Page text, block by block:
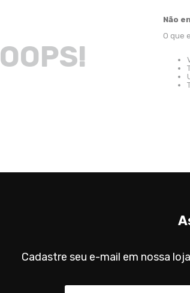
OOPS!
Não
O que
Cadastre seu e-mail em nossa